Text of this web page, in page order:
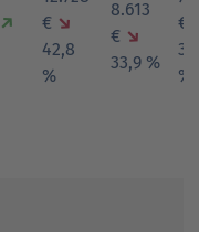
↗
€ ↘
42,8
%
8.613
€ ↘
33,9 %
€
%